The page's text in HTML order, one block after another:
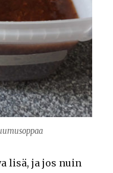
lisä, ja jos nuin